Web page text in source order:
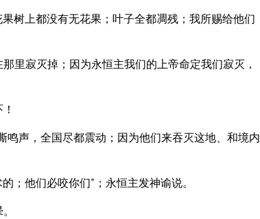
树上都没有无花果；叶子全都凋残；我所赐给他们
里寂灭掉；因为永恒主我们的上帝命定我们寂灭，
声，全国尽都震动；因为他们来吞灭这地、和境内
；他们必咬你们”；永恒主发神谕说。